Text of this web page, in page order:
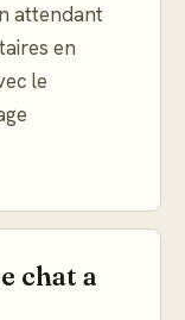
attendant
en
le
chat a